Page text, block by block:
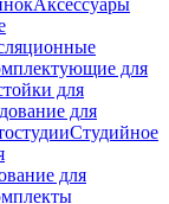
Аксессуары
для
для
для
Студийное
для